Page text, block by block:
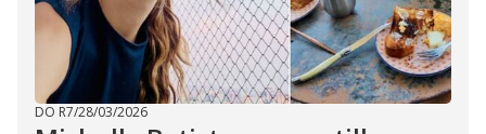
DO R7/28/03/2026